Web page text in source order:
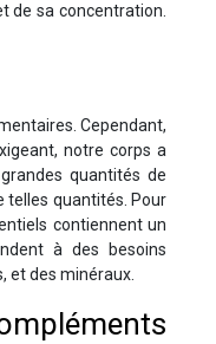
de sa concentration.
Cependant,
notre corps a
quantités de
telles quantités. Pour
contiennent un
à des besoins
et des minéraux.